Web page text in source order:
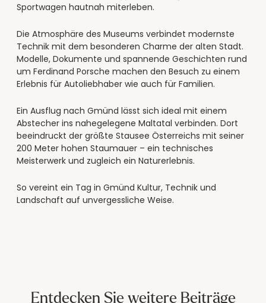
----
Sportwagen hautnah miterleben.
Die Atmosphäre des Museums verbindet modernste
Technik mit dem besonderen Charme der alten Stadt.
Modelle, Dokumente und spannende Geschichten rund
um Ferdinand Porsche machen den Besuch zu einem
Erlebnis für Autoliebhaber wie auch für Familien.
Ein Ausflug nach Gmünd lässt sich ideal mit einem
Abstecher ins nahegelegene Maltatal verbinden. Dort
beeindruckt der größte Stausee Österreichs mit seiner
200 Meter hohen Staumauer – ein technisches
Meisterwerk und zugleich ein Naturerlebnis.
So vereint ein Tag in Gmünd Kultur, Technik und
Landschaft auf unvergessliche Weise.
Entdecken Sie weitere Beiträge